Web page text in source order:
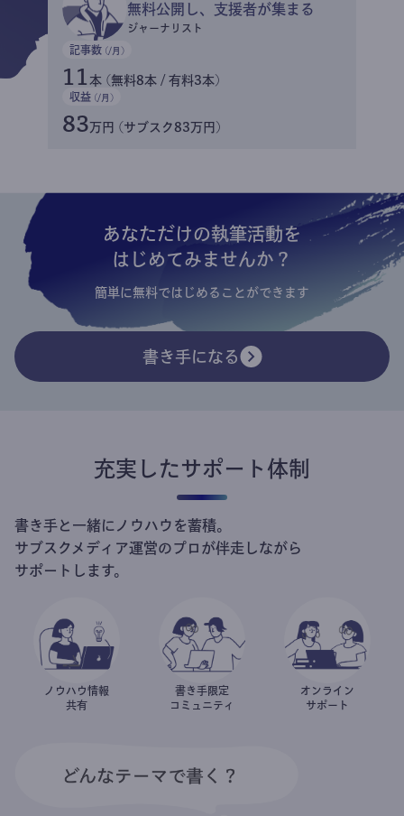
無料公開し、支援者が集まる
ジャーナリスト
記事数 (/月)
11 本 (無料8本 / 有料3本)
収益 (/月)
83万円 (サブスク83万円)
あなただけの執筆活動を
はじめてみませんか？
簡単に無料ではじめることができます
書き手になる
充実したサポート体制
書き手と一緒にノウハウを蓄積。
サブスクメディア運営のプロが伴走しながら
サポートします。
ノウハウ情報
共有
書き手限定
コミュニティ
オンライン
サポート